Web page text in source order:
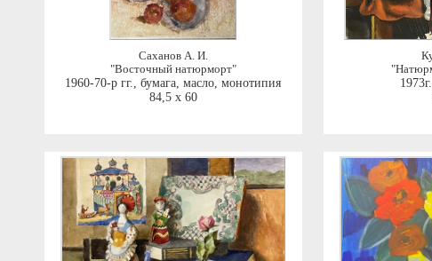
Саханов А. И.
"Восточный натюрморт"
1960-70-р гг., бумага, масло, монотипия
84,5 x 60
1973г.